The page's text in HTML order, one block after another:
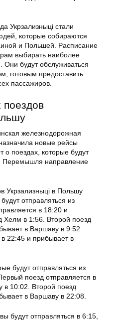
Укрзализныці стали
которые собираются
и Польшей. Расписание
выбирать наиболее
Они будут обслуживаться
готовым предоставить
пассажиров.
поездов
железнодорожная
новые рейсы
о поездах, которые будут
Перемышля направление
Укрзализныці в Польшу
отправляться из
в 18:20 и
Хелм в 1:56. Второй поезд
в Варшаву в 9:52.
22:45 и прибывает в
будут отправляться из
поезд отправляется в
в 10:02. Второй поезд
в Варшаву в 22:08.
будут отправляться в 6:15,